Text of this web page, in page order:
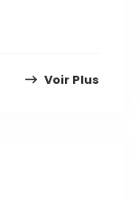
Voir Plus